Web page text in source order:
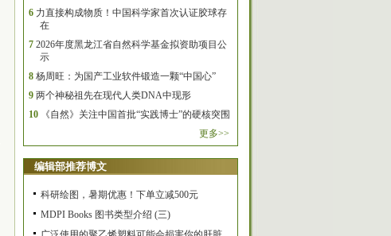
6 力直接构成物质！中国科学家首次认证胶球存
在
7 2026年度黑龙江省自然科学基金拟资助项目公
示
8 杨周旺：为国产工业软件锻造一颗“中国心”
9 两个神秘祖先在现代人类DNA中现形
10
《自然》关注中国首批“实践博士”的硬核突围
更多>>
编辑部推荐博文
科研绘图，暑期优惠！下单立减500元
MDPI Books 图书类型介绍 (三)